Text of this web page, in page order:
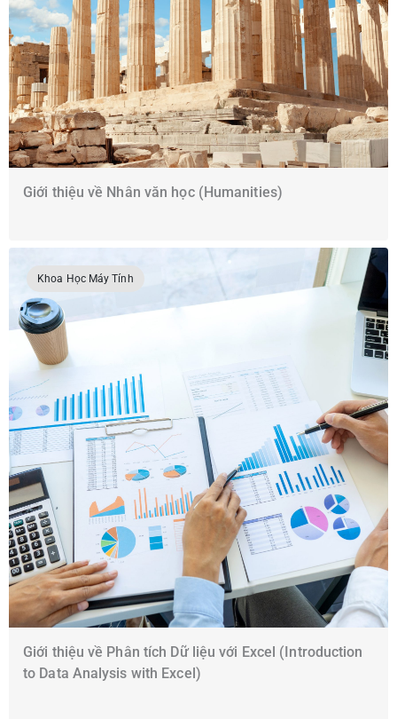
Giới thiệu về Nhân văn học (Humanities)
Khoa Học Máy Tính
Giới thiệu về Phân tích Dữ liệu với Excel (Introduction
to Data Analysis with Excel)